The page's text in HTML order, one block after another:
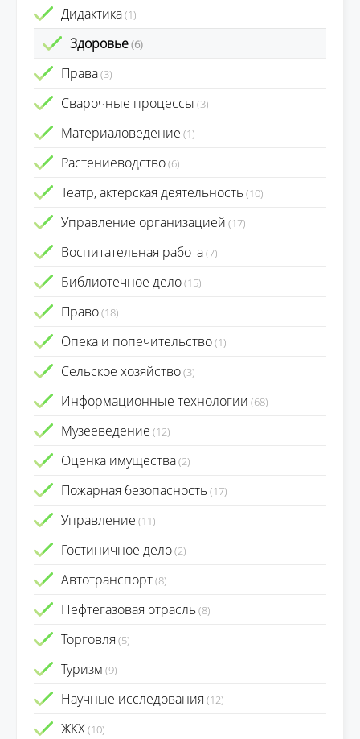
Дидактика(1)
Здоровье(6)
Права(3)
Сварочные процессы (3)
Материаловедение (1)
Растениеводство(6)
Театр, актерская деятельность(10)
Управление организацией (17)
Воспитательная работа(7)
Библиотечное дело(15)
Право(18)
Опека и попечительство(1)
Сельское хозяйство(3)
Информационные технологии (68)
Музееведение (12)
Оценка имущества(2)
Пожарная безопасность(17)
Управление (11)
Гостиничное дело(2)
Автотранспорт(8)
Нефтегазовая отрасль(8)
Торговля (5)
Туризм (9)
Научные исследования (12)
ЖКХ(10)